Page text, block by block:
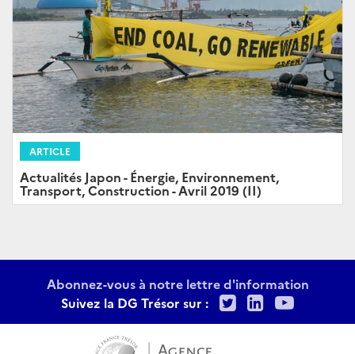
ARTICLE
Actualités Japon - Énergie, Environnement,
Transport, Construction - Avril 2019 (II)
Abonnez-vous à notre lettre d'information
Suivez la DG Trésor sur :
TwitterLinkedIn